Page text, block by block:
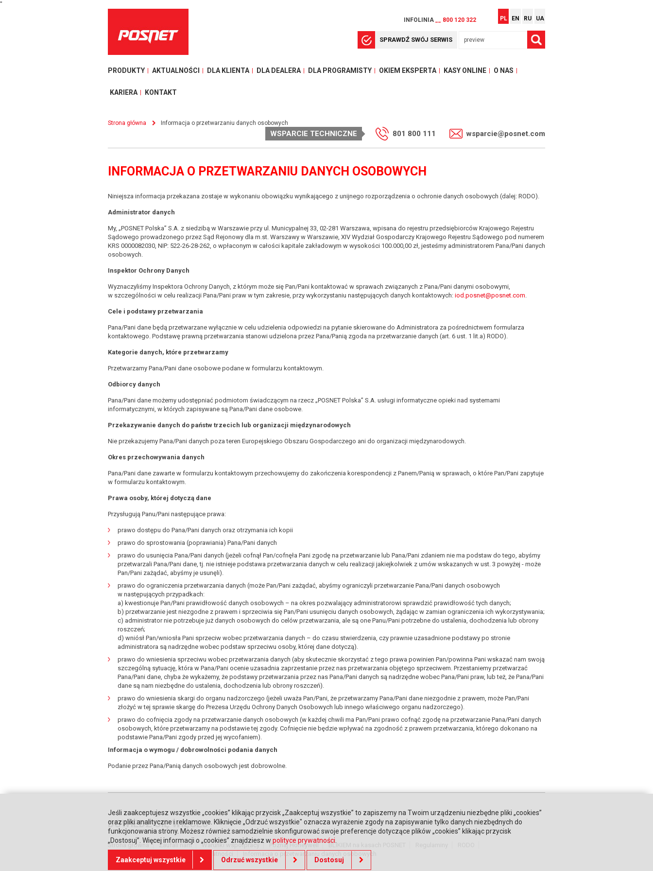
"
INFOLINIA __ 800 120 322 PL EN RU UA
SPRAWDŹ SWÓJ SERWIS
PRODUKTY AKTUALNOŚCI DLA KLIENTA DLA DEALERA DLA PROGRAMISTY OKIEM EKSPERTA KASY ONLINE O NAS
KARIERA KONTAKT
Strona główna Informacja o przetwarzaniu danych osobowych
WSPARCIE TECHNICZNE 801 800 111 wsparcie@posnet.com
INFORMACJA O PRZETWARZANIU DANYCH OSOBOWYCH
Niniejsza informacja przekazana zostaje w wykonaniu obowiązku wynikającego z unijnego rozporządzenia o ochronie danych osobowych (dalej: RODO).
Administrator danych
My, „POSNET Polska” S.A. z siedzibą w Warszawie przy ul. Municypalnej 33, 02-281 Warszawa, wpisana do rejestru przedsiębiorców Krajowego Rejestru
Sądowego prowadzonego przez Sąd Rejonowy dla m.st. Warszawy w Warszawie, XIV Wydział Gospodarczy Krajowego Rejestru Sądowego pod numerem
KRS 0000082030, NIP: 522-26-28-262, o wpłaconym w całości kapitale zakładowym w wysokości 100.000,00 zł, jesteśmy administratorem Pana/Pani danych
osobowych.
Inspektor Ochrony Danych
Wyznaczyliśmy Inspektora Ochrony Danych, z którym może się Pan/Pani kontaktować w sprawach związanych z Pana/Pani danymi osobowymi,
w szczególności w celu realizacji Pana/Pani praw w tym zakresie, przy wykorzystaniu następujących danych kontaktowych: iod.posnet@posnet.com.
Cele i podstawy przetwarzania
Pana/Pani dane będą przetwarzane wyłącznie w celu udzielenia odpowiedzi na pytanie skierowane do Administratora za pośrednictwem formularza
kontaktowego. Podstawę prawną przetwarzania stanowi udzielona przez Pana/Panią zgoda na przetwarzanie danych (art. 6 ust. 1 lit.a) RODO).
Kategorie danych, które przetwarzamy
Przetwarzamy Pana/Pani dane osobowe podane w formularzu kontaktowym.
Odbiorcy danych
Pana/Pani dane możemy udostępniać podmiotom świadczącym na rzecz „POSNET Polska” S.A. usługi informatyczne opieki nad systemami
informatycznymi, w których zapisywane są Pana/Pani dane osobowe.
Przekazywanie danych do państw trzecich lub organizacji międzynarodowych
Nie przekazujemy Pana/Pani danych poza teren Europejskiego Obszaru Gospodarczego ani do organizacji międzynarodowych.
Okres przechowywania danych
Pana/Pani dane zawarte w formularzu kontaktowym przechowujemy do zakończenia korespondencji z Panem/Panią w sprawach, o które Pan/Pani zapytuje
w formularzu kontaktowym.
Prawa osoby, której dotyczą dane
Przysługują Panu/Pani następujące prawa:
prawo dostępu do Pana/Pani danych oraz otrzymania ich kopii
prawo do sprostowania (poprawiania) Pana/Pani danych
prawo do usunięcia Pana/Pani danych (jeżeli cofnął Pan/cofnęła Pani zgodę na przetwarzanie lub Pana/Pani zdaniem nie ma podstaw do tego, abyśmy
przetwarzali Pana/Pani dane, tj. nie istnieje podstawa przetwarzania danych w celu realizacji jakiejkolwiek z umów wskazanych w ust. 3 powyżej - może
Pan/Pani zażądać, abyśmy je usunęli).
prawo do ograniczenia przetwarzania danych (może Pan/Pani zażądać, abyśmy ograniczyli przetwarzanie Pana/Pani danych osobowych
w następujących przypadkach:
a) kwestionuje Pan/Pani prawidłowość danych osobowych – na okres pozwalający administratorowi sprawdzić prawidłowość tych danych;
b) przetwarzanie jest niezgodne z prawem i sprzeciwia się Pan/Pani usunięciu danych osobowych, żądając w zamian ograniczenia ich wykorzystywania;
c) administrator nie potrzebuje już danych osobowych do celów przetwarzania, ale są one Panu/Pani potrzebne do ustalenia, dochodzenia lub obrony
roszczeń;
d) wniósł Pan/wniosła Pani sprzeciw wobec przetwarzania danych – do czasu stwierdzenia, czy prawnie uzasadnione podstawy po stronie
administratora są nadrzędne wobec podstaw sprzeciwu osoby, której dane dotyczą).
prawo do wniesienia sprzeciwu wobec przetwarzania danych (aby skutecznie skorzystać z tego prawa powinien Pan/powinna Pani wskazać nam swoją
szczególną sytuację, która w Pana/Pani ocenie uzasadnia zaprzestanie przez nas przetwarzania objętego sprzeciwem. Przestaniemy przetwarzać
Pana/Pani dane, chyba że wykażemy, że podstawy przetwarzania przez nas Pana/Pani danych są nadrzędne wobec Pana/Pani praw, lub też, że Pana/Pani
dane są nam niezbędne do ustalenia, dochodzenia lub obrony roszczeń).
prawo do wniesienia skargi do organu nadzorczego (jeżeli uważa Pan/Pani, że przetwarzamy Pana/Pani dane niezgodnie z prawem, może Pan/Pani
złożyć w tej sprawie skargę do Prezesa Urzędu Ochrony Danych Osobowych lub innego właściwego organu nadzorczego).
prawo do cofnięcia zgody na przetwarzanie danych osobowych (w każdej chwili ma Pan/Pani prawo cofnąć zgodę na przetwarzanie Pana/Pani danych
osobowych, które przetwarzamy na podstawie tej zgody. Cofnięcie nie będzie wpływać na zgodność z prawem przetwarzania, którego dokonano na
podstawie Pana/Pani zgody przed jej wycofaniem).
Informacja o wymogu / dobrowolności podania danych
Podanie przez Pana/Panią danych osobowych jest dobrowolne.
DOWIEDZ SIĘ WIĘCEJ
Strona główna Zaufali nam Warunki współpracy Poznaj Honeywell BLIKIEM na kasach POSNET
Jeśli zaakceptujesz wszystkie „cookies” klikając przycisk „Zaakceptuj wszystkie” to zapiszemy na Twoim urządzeniu niezbędne pliki „cookies”
oraz pliki analityczne i reklamowe. Kliknięcie „Odrzuć wszystkie" oznacza wyrażenie zgody na zapisywanie tylko danych niezbędnych do
funkcjonowania strony. Możesz również samodzielnie skonfigurować swoje preferencje dotyczące plików „cookies” klikając przycisk
„Dostosuj”. Więcej informacji o „cookies” znajdziesz w polityce prywatności
Zaakceptuj wszystkie Odrzuć wszystkie Dostosuj